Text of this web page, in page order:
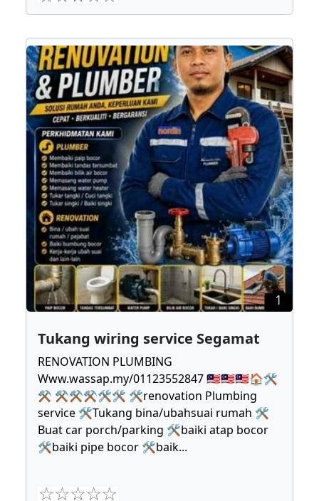
1
Tukang wiring service Segamat
RENOVATION PLUMBING
Www.wassap.my/01123552847 🇲🇾🇲🇾🇲🇾🏠🛠
⚒ ⚒⚒⚒🛠🛠 🛠renovation Plumbing
service 🛠Tukang bina/ubahsuai rumah 🛠
Buat car porch/parking 🛠baiki atap bocor
🛠baiki pipe bocor 🛠baik...